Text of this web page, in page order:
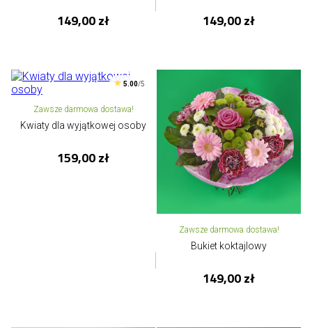
149,00 zł 149,00 zł
5.00/5
Zawsze darmowa dostawa!
Kwiaty dla wyjątkowej osoby
159,00 zł
Zawsze darmowa dostawa!
Bukiet koktajlowy
149,00 zł